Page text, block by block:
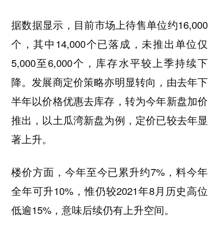
据数据显示，目前市场上待售单位约16,000
个，其中14,000个已落成，未推出单位仅
5,000至6,000个，库存水平较上季持续下
降。发展商定价策略亦明显转向，由去年下
半年以价格优惠去库存，转为今年新盘加价
推出，以土瓜湾新盘为例，定价已较去年显
著上升。
楼价方面，今年至今已累升约7%，料今年
全年可升10%，惟仍较2021年8月历史高位
低逾15%，意味后续仍有上升空间。